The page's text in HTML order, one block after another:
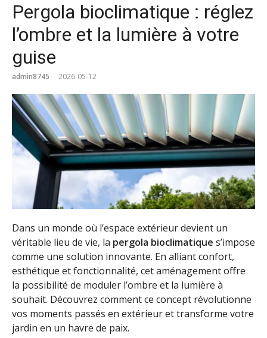
Pergola bioclimatique : réglez
l’ombre et la lumière à votre
guise
admin8745 2026-05-12
Dans un monde où l’espace extérieur devient un
véritable lieu de vie, la pergola bioclimatique s’impose
comme une solution innovante. En alliant confort,
esthétique et fonctionnalité, cet aménagement offre
la possibilité de moduler l’ombre et la lumière à
souhait. Découvrez comment ce concept révolutionne
vos moments passés en extérieur et transforme votre
jardin en un havre de paix.